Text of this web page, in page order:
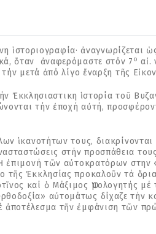
ἱστοριογραφία·
ὅταν ἀναφερόμαστε στόν 7 ο αἰ.
μετά ἀπό λίγο ἔναρξη τῆς
Ἐκκλησιαστικη ἱστορία τοῦ
τήν ἐποχή αὐτή,
ἱκανοτήτων τους,
στήν προσπάθεια
τῶν αὐτοκρατόρων στην
τῆς Ἐκκλησίας προκαλοῦν τά
καί ὁ Μάξιμος Ὁμολογητής
αὐτομάτως δίχαζε τήν
τῆν ἐμφάνιση τῶν